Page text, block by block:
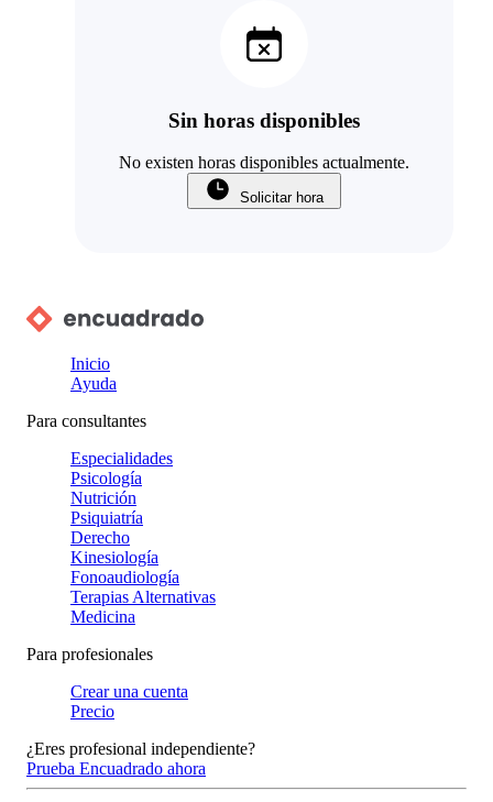
Sin horas disponibles
No existen horas disponibles actualmente.
Solicitar hora
Inicio
Ayuda
Para consultantes
Especialidades
Psicología
Nutrición
Psiquiatría
Derecho
Kinesiología
Fonoaudiología
Terapias Alternativas
Medicina
Para profesionales
Crear una cuenta
Precio
¿Eres profesional independiente?
Prueba Encuadrado ahora